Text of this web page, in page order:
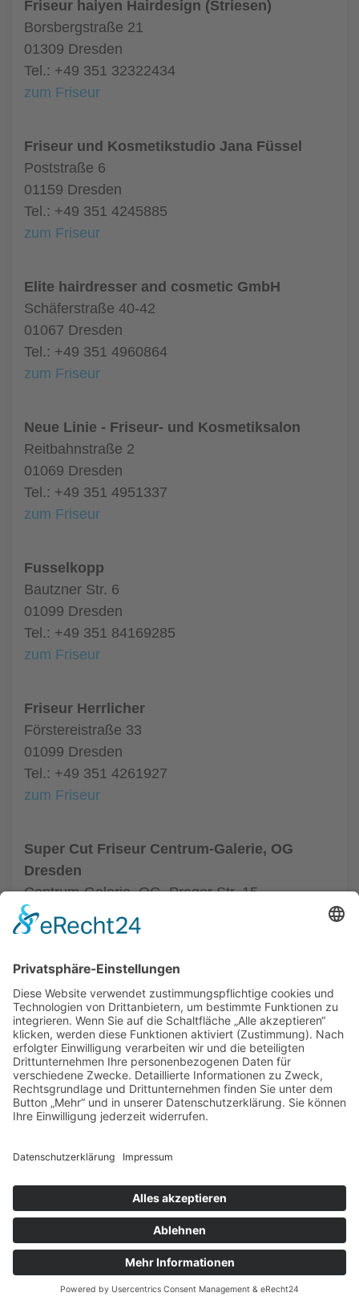
Friseur haiyen Hairdesign (Striesen)
Borsbergstraße 21
01309 Dresden
Tel.: +49 351 32322434
zum Friseur
Friseur und Kosmetikstudio Jana Füssel
Poststraße 6
01159 Dresden
Tel.: +49 351 4245885
zum Friseur
Elite hairdresser and cosmetic GmbH
Schäferstraße 40-42
01067 Dresden
Tel.: +49 351 4960864
zum Friseur
Neue Linie - Friseur- und Kosmetiksalon
Reitbahnstraße 2
01069 Dresden
Tel.: +49 351 4951337
zum Friseur
Fusselkopp
Bautzner Str. 6
01099 Dresden
Tel.: +49 351 84169285
zum Friseur
Friseur Herrlicher
Förstereistraße 33
01099 Dresden
Tel.: +49 351 4261927
zum Friseur
Super Cut Friseur Centrum-Galerie, OG
Dresden
Centrum-Galerie, OG, Prager Str. 15
01069 Dresden
Tel.: +49 351 48437410
ALLGEMEIN
FRISEURE
FRISEURE
FRISEURE
© Copyright Mein-Friseur.net 2026